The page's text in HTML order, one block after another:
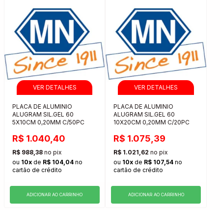
PLACA DE ALUMINIO
ALUGRAM SIL.GEL 60
5X10CM 0,20MM C/50PC
R$ 1.040,40
R$ 988,38 no pix
ou 10x de R$ 104,04 no
cartão de crédito
ADICIONAR AO CARRINHO
PLACA DE ALUMINIO
ALUGRAM SIL.GEL 60
10X20CM 0,20MM C/20PC
R$ 1.075,39
R$ 1.021,62 no pix
ou 10x de R$ 107,54 no
cartão de crédito
ADICIONAR AO CARRINHO